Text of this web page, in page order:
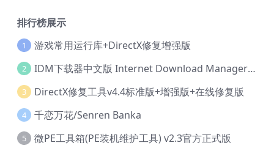
排行榜展示
1 游戏常用运行库+DirectX修复增强版
2 IDM下载器中文版 Internet Download Manager v6.42.36 IDM
3 DirectX修复工具v4.4标准版+增强版+在线修复版
4 千恋万花/Senren Banka
5 微PE工具箱(PE装机维护工具) v2.3官方正式版